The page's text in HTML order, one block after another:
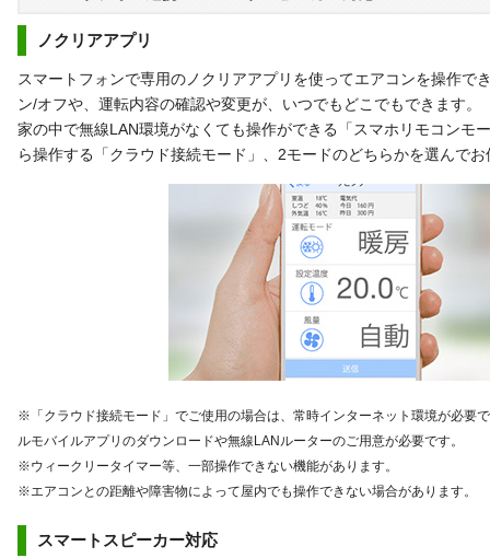
ノクリアアプリ
スマートフォンで専用のノクリアアプリを使ってエアコンを操作で
ン/オフや、運転内容の確認や変更が、いつでもどこでもできます。
家の中で無線LAN環境がなくても操作ができる「スマホリモコンモ
ら操作する「クラウド接続モード」、2モードのどちらかを選んで
※「クラウド接続モード」でご使用の場合は、常時インターネット環境が必要
ルモバイルアプリのダウンロードや無線LANルーターのご用意が必要です。
※ウィークリータイマー等、一部操作できない機能があります。
※エアコンとの距離や障害物によって屋内でも操作できない場合があります。
スマートスピーカー対応